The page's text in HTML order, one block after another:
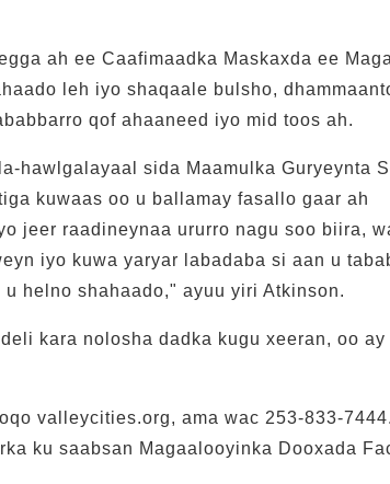
ah ee Caafimaadka Maskaxda ee
leh iyo shaqaale bulsho,
qof ahaaneed iyo mid toos ah.
hawlgalayaal sida Maamulka Guryeynta
kuwaas oo u ballamay fasallo gaar ah
jeer raadineynaa ururro nagu soo biira,
iyo kuwa yaryar labadaba si aan u
helno shahaado," ayuu yiri Atkinson.
kara nolosha dadka kugu xeeran, oo
valleycities.org, ama wac 253-833-
ku saabsan Magaalooyinka Dooxada